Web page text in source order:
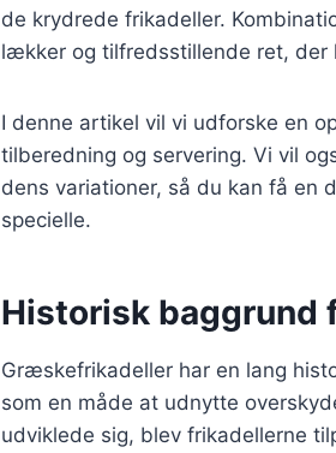
de krydrede frikadeller.
lækker og tilfredsstillende ret, der
I denne artikel vil vi udforske en
tilberedning og servering. Vi vil
dens variationer, så du kan få en
specielle.
Historisk
Græskefrikadeller har en lang
som en måde at udnytte
udviklede sig, blev frikadellerne